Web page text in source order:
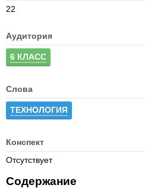
22
Аудитория
6 КЛАСС
Слова
ТЕХНОЛОГИЯ
Конспект
Отсутствует
Содержание